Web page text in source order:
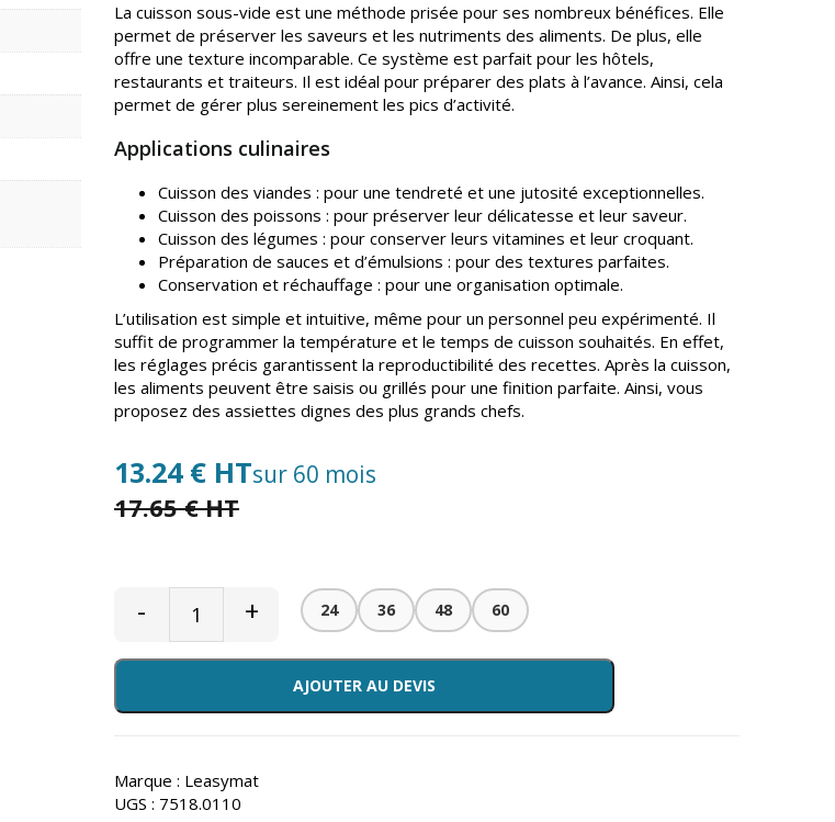
La cuisson sous-vide est une méthode prisée pour ses nombreux bénéfices. Elle
permet de préserver les saveurs et les nutriments des aliments. De plus, elle
offre une texture incomparable. Ce système est parfait pour les hôtels,
restaurants et traiteurs. Il est idéal pour préparer des plats à l’avance. Ainsi, cela
permet de gérer plus sereinement les pics d’activité.
Applications culinaires
Cuisson des viandes : pour une tendreté et une jutosité exceptionnelles.
Cuisson des poissons : pour préserver leur délicatesse et leur saveur.
Cuisson des légumes : pour conserver leurs vitamines et leur croquant.
Préparation de sauces et d’émulsions : pour des textures parfaites.
Conservation et réchauffage : pour une organisation optimale.
L’utilisation est simple et intuitive, même pour un personnel peu expérimenté. Il
suffit de programmer la température et le temps de cuisson souhaités. En effet,
les réglages précis garantissent la reproductibilité des recettes. Après la cuisson,
les aliments peuvent être saisis ou grillés pour une finition parfaite. Ainsi, vous
proposez des assiettes dignes des plus grands chefs.
13.24 € HTsur 60 mois
17.65 € HT
- + 24 36 48 60
AJOUTER AU DEVIS
Marque : Leasymat
UGS : 7518.0110